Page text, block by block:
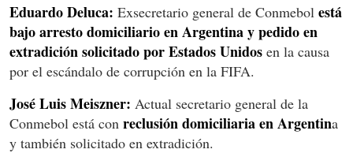
Eduardo Deluca: Exsecretario general de Conmebol está
bajo arresto domiciliario en Argentina y pedido en
extradición solicitado por Estados Unidos en la causa
por el escándalo de corrupción en la FIFA.
José Luis Meiszner: Actual secretario general de la
Conmebol está con reclusión domiciliaria en Argentina
y también solicitado en extradición.